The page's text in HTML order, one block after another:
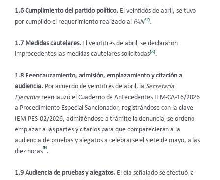
1.6 Cumplimiento del partido político. El veintidós de abril, se tuvo
por cumplido el requerimiento realizado al PAN[7].
1.7 Medidas cautelares. El veintitrés de abril, se declararon
improcedentes las medidas cautelares solicitadas[8].
1.8 Reencauzamiento, admisión, emplazamiento y citación a
audiencia. Por acuerdo de veintitrés de abril, la Secretaría
Ejecutiva reencauzó el Cuaderno de Antecedentes IEM-CA-16/2026
a Procedimiento Especial Sancionador, registrándose con la clave
IEM-PES-02/2026, admitiéndose a trámite la denuncia, se ordenó
emplazar a las partes y citarlos para que comparecieran a la
audiencia de pruebas y alegatos a celebrarse el siete de mayo, a las
diez horas
[9]
.
1.9 Audiencia de pruebas y alegatos. El día señalado se efectuó la